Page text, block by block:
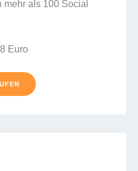
als 100 Social
Euro